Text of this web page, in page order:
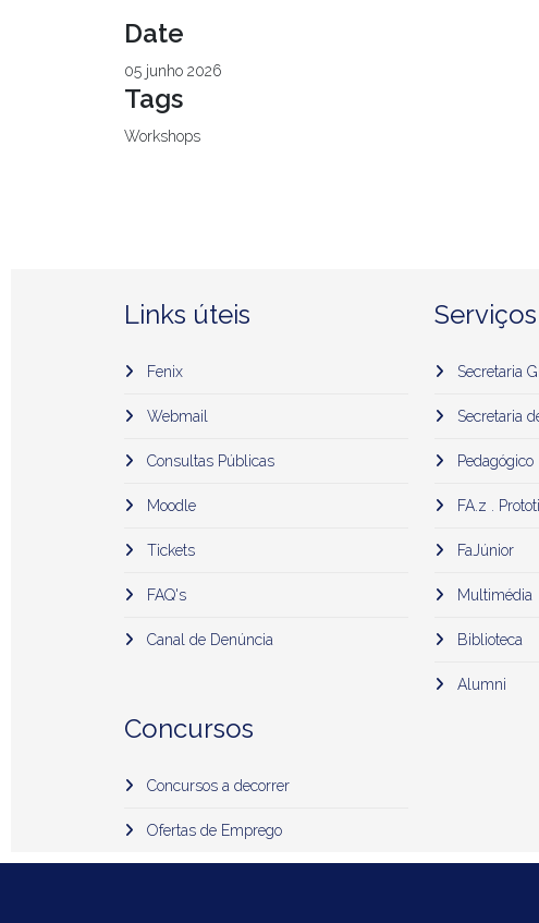
Date
05 junho 2026
Tags
Workshops
Links úteis
Fenix
Webmail
Consultas Públicas
Moodle
Tickets
FAQ's
Canal de Denúncia
Concursos
Concursos a decorrer
Ofertas de Emprego
Serviços
Secretaria
Secretaria
Pedagógico
FA.z .
FaJúnior
Multimédia
Biblioteca
Alumni